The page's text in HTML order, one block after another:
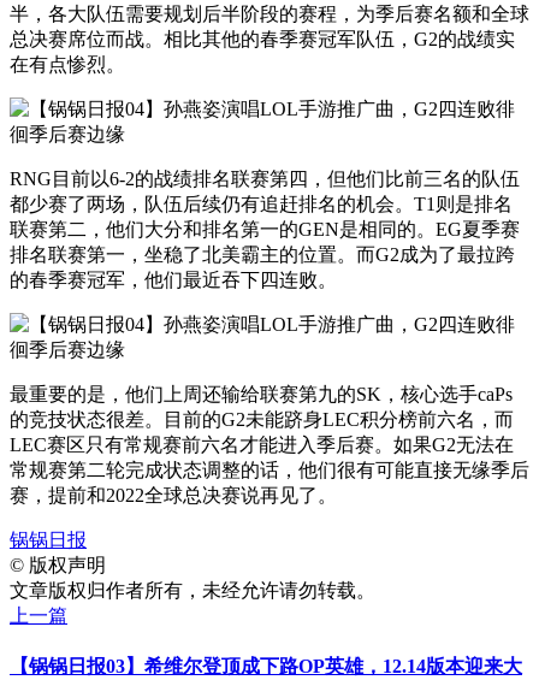
半，各大队伍需要规划后半阶段的赛程，为季后赛名额和全球
总决赛席位而战。相比其他的春季赛冠军队伍，G2的战绩实
在有点惨烈。
RNG目前以6-2的战绩排名联赛第四，但他们比前三名的队伍
都少赛了两场，队伍后续仍有追赶排名的机会。T1则是排名
联赛第二，他们大分和排名第一的GEN是相同的。EG夏季赛
排名联赛第一，坐稳了北美霸主的位置。而G2成为了最拉跨
的春季赛冠军，他们最近吞下四连败。
最重要的是，他们上周还输给联赛第九的SK，核心选手caPs
的竞技状态很差。目前的G2未能跻身LEC积分榜前六名，而
LEC赛区只有常规赛前六名才能进入季后赛。如果G2无法在
常规赛第二轮完成状态调整的话，他们很有可能直接无缘季后
赛，提前和2022全球总决赛说再见了。
锅锅日报
© 版权声明
文章版权归作者所有，未经允许请勿转载。
上一篇
【锅锅日报03】希维尔登顶成下路OP英雄，12.14版本迎来大